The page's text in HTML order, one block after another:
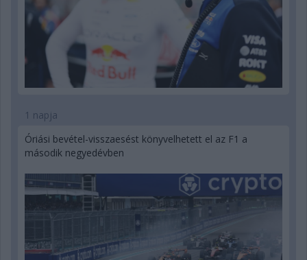
1 napja
Óriási bevétel-visszaesést könyvelhetett el az F1 a
második negyedévben